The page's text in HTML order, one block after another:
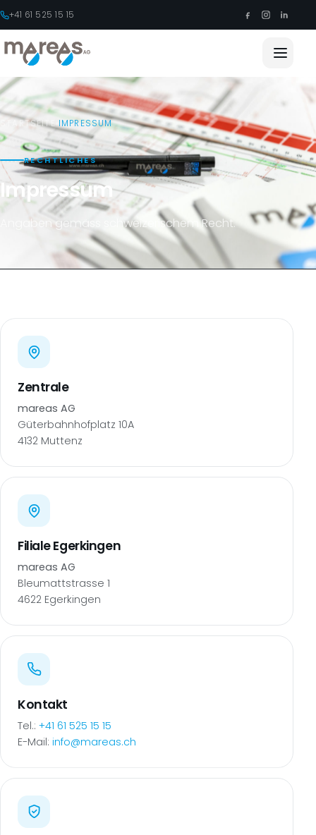
+41 61 525 15 15
STARTSEITE IMPRESSUM
RECHTLICHES
Impressum
Angaben gemäss schweizerischem Recht.
Zentrale
mareas AG
Güterbahnhofplatz 10A
4132 Muttenz
Filiale Egerkingen
mareas AG
Bleumattstrasse 1
4622 Egerkingen
Kontakt
Tel.: +41 61 525 15 15
E-Mail: info@mareas.ch